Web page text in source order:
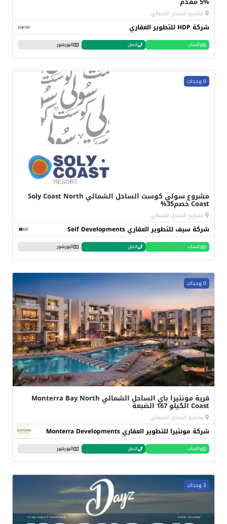
مشاريع الساحل الشمالي
شركة HDP للتطوير العقاري
واتساب اتصل البورشور
0 وحدات
مشروع سولي كوست الساحل الشمالي Soly Coast North
Coast خصم35%
مشاريع الساحل الشمالي
شركة سيف للتطوير العقاري Seif Developments
واتساب اتصل البورشور
0 وحدات
قرية مونتيرا باي الساحل الشمالي Monterra Bay North
Coast الكيلو 167 الضبعة
مشاريع الساحل الشمالي
شركة مونتيرا للتطوير العقاري Monterra Developments
واتساب اتصل البورشور
3 وحدات